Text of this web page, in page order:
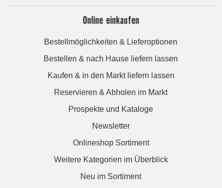
Online einkaufen
Bestellmöglichkeiten & Lieferoptionen
Bestellen & nach Hause liefern lassen
Kaufen & in den Markt liefern lassen
Reservieren & Abholen im Markt
Prospekte und Kataloge
Newsletter
Onlineshop Sortiment
Weitere Kategorien im Überblick
Neu im Sortiment